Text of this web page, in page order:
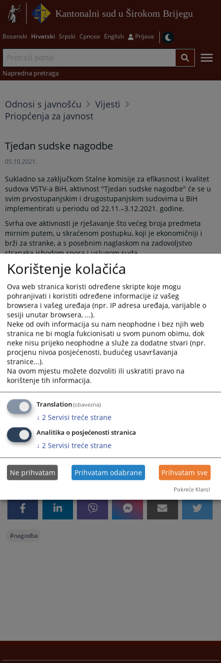
Kantonalni sud u Širokom Brijegu
Bosanski Hrvatski Srpski Српски English Prijava
Napredna pretraga
Odnosi s javnošću
Vijesti
Priopćenja za javnost
Tjedan sudske nagodbe
05.10.2021.
Sukladno sa zaključkom Stalne komisije za efikasnost i kvalitet
sudova VSTV-a BiH, aktivnost "Tjedan sudske nagodbe" će se u
svim prvostupanjskim i drugostupanjskim sudovima u BiH
implementirati u periodu od 22.11.–3.12.2021. godine.
Svrha ove aktivnosti je rješavanje što većeg broja predmeta
mirnim putem, u skraćenom postupku, koji je ekonomičniji i
brži za stranke, a s posebnim naglaskom na zadovoljstvo
stranaka ishodom spora i uslugom suda.
U cilju realizacije ove aktivnosti suci ovog suda će, rukovodeći
se realnim mogućnostima i spremnošću stranka za postizanje
sudske nagodbe, identificirati predmete po kojima će postupati
u „Tjednu sudske nagodbe“. Zbog naprijed navedenog ovaj sud
koristi priliku te poziva stranke da se aktivno uključe u ovu
aktivnost rješavanja sporova mirnim putem.
Obavijest za stranke o „Tjednu sudske nagodbe“ nalazi se u
privitku.
Prikazana vijest je na
Prateći dokumenti
Tjedan sudske nagodbe prilog
269
#nagodba
Korištenje kolačića
Ova web stranica koristi određene skripte koje mogu
pohranjivati i koristiti određene informacije iz vašeg
browsera i vašeg uređaja (npr. IP adresa uređaja, varijable o
sesiji unutar browsera, ...).
Neke od ovih informacija su nam neophodne i bez njih web
stranica ne bi mogla fukcionisati u svom punom obimu, dok
neke nisu prijeko neophodne a služe za dodatne stvari (npr.
procjenu nivoa posjećenosti, budućeg usavršavanja
stranice...).
Na ovom mjestu možete dozvoliti ili uskratiti pravo na
korištenje tih informacija.
Translation(obavezna)
↓ 2 Servisi treće strane
Analitika o posjećenosti stranica
↓ 2 Servisi treće strane
Ne prihvatam Prihvatam odabrane Prihvatam sve
Pokreće Klaro!